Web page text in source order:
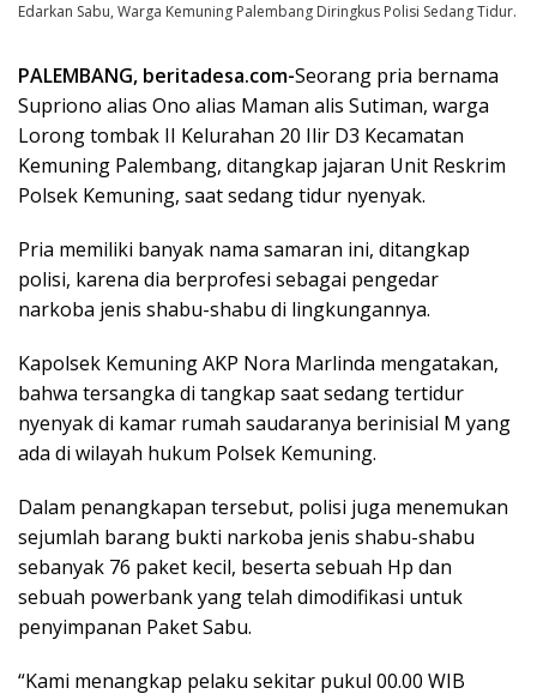
Edarkan Sabu, Warga Kemuning Palembang Diringkus Polisi Sedang Tidur.
PALEMBANG, beritadesa.com-Seorang pria bernama
Supriono alias Ono alias Maman alis Sutiman, warga
Lorong tombak II Kelurahan 20 Ilir D3 Kecamatan
Kemuning Palembang, ditangkap jajaran Unit Reskrim
Polsek Kemuning, saat sedang tidur nyenyak.
Pria memiliki banyak nama samaran ini, ditangkap
polisi, karena dia berprofesi sebagai pengedar
narkoba jenis shabu-shabu di lingkungannya.
Kapolsek Kemuning AKP Nora Marlinda mengatakan,
bahwa tersangka di tangkap saat sedang tertidur
nyenyak di kamar rumah saudaranya berinisial M yang
ada di wilayah hukum Polsek Kemuning.
Dalam penangkapan tersebut, polisi juga menemukan
sejumlah barang bukti narkoba jenis shabu-shabu
sebanyak 76 paket kecil, beserta sebuah Hp dan
sebuah powerbank yang telah dimodifikasi untuk
penyimpanan Paket Sabu.
“Kami menangkap pelaku sekitar pukul 00.00 WIB